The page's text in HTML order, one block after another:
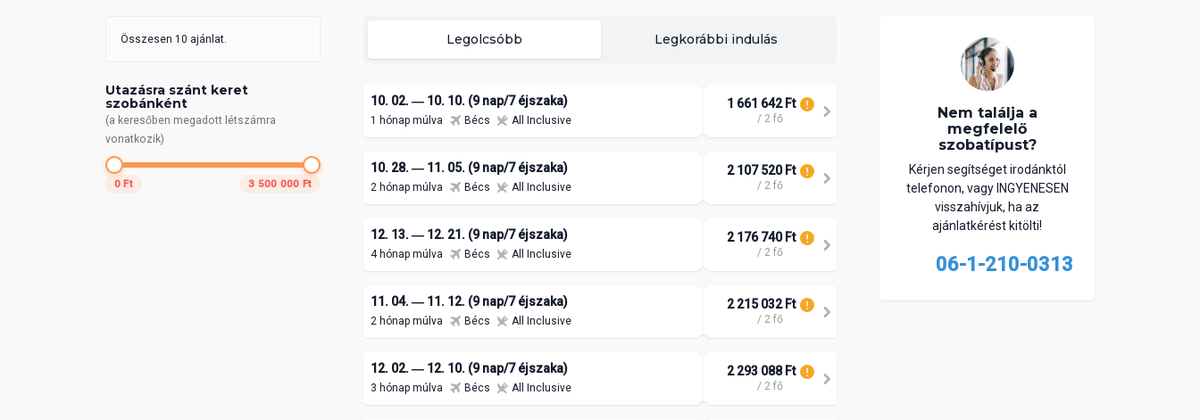
Összesen 10 ajánlat.
Utazásra szánt keret
szobánként
(a keresőben megadott létszámra
vonatkozik)
0 Ft 3 500 000 Ft
Legolcsóbb Legkorábbi indulás
10. 02. ― 10. 10. (9 nap/7 éjszaka)
1 hónap múlva Bécs All Inclusive
1 661 642 Ft
/ 2 fő
10. 28. ― 11. 05. (9 nap/7 éjszaka)
2 hónap múlva Bécs All Inclusive
2 107 520 Ft
/ 2 fő
12. 13. ― 12. 21. (9 nap/7 éjszaka)
4 hónap múlva Bécs All Inclusive
2 176 740 Ft
/ 2 fő
11. 04. ― 11. 12. (9 nap/7 éjszaka)
2 hónap múlva Bécs All Inclusive
2 215 032 Ft
/ 2 fő
12. 02. ― 12. 10. (9 nap/7 éjszaka)
3 hónap múlva Bécs All Inclusive
2 293 088 Ft
/ 2 fő
Nem találja a
megfelelő
szobatípust?
Kérjen segítséget irodánktól
telefonon, vagy INGYENESEN
visszahívjuk, ha az
ajánlatkérést kitölti!
06-1-210-0313